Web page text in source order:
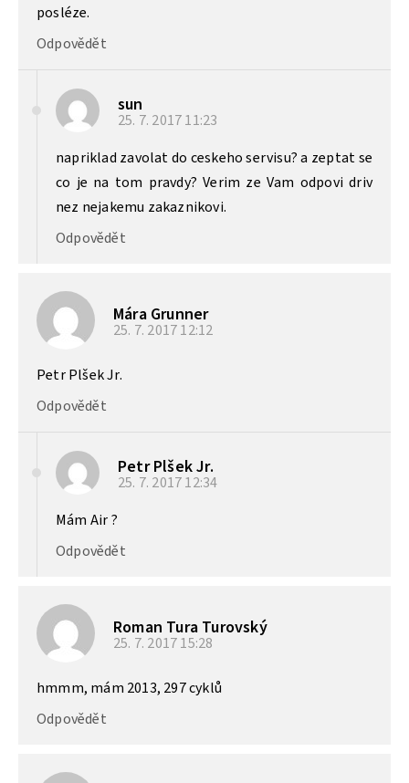
posléze.
Odpovědět
sun
25. 7. 201711:23
napriklad zavolat do ceskeho servisu? a zeptat se
co je na tom pravdy? Verim ze Vam odpovi driv
nez nejakemu zakaznikovi.
Odpovědět
Mára Grunner
25. 7. 201712:12
Petr Plšek Jr.
Odpovědět
Petr Plšek Jr.
25. 7. 201712:34
Mám Air ?
Odpovědět
Roman Tura Turovský
25. 7. 201715:28
hmmm, mám 2013, 297 cyklů
Odpovědět